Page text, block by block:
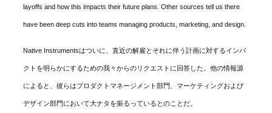
layoffs and how this impacts their future plans. Other sources tell us there
have been deep cuts into teams managing products, marketing, and design.
Native Instrumentsはついに、直近の解雇とそれに伴う計画に対するインパ
クトを明らかにするための我々からのリクエストに回答した。他の情報源
によると、彼らはプロダクトマネージメント部門、マーケティングおよび
デザイン部門において大ナタを振るっているとのことだ。